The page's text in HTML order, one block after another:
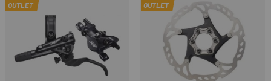
OUTLET OUTLET